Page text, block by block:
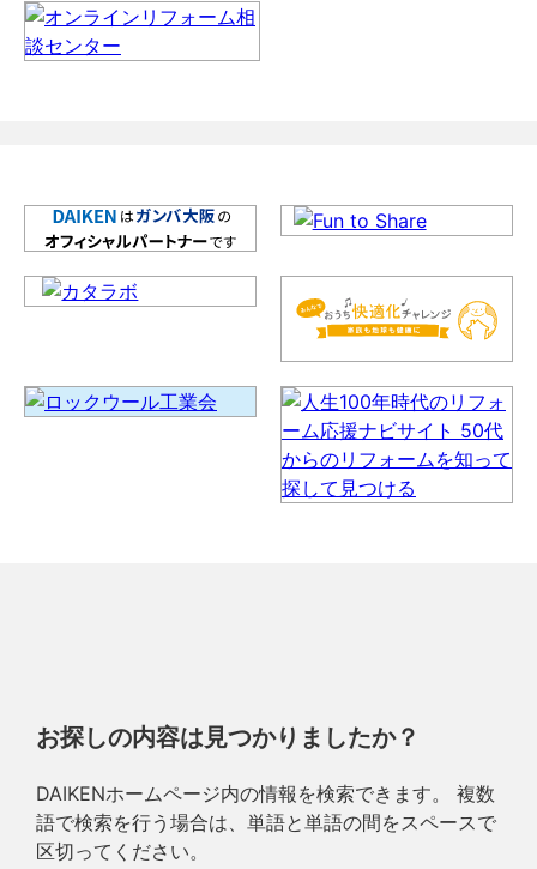
お探しの内容は見つかりましたか？
DAIKENホームページ内の情報を検索できます。 複数
語で検索を行う場合は、単語と単語の間をスペースで
区切ってください。